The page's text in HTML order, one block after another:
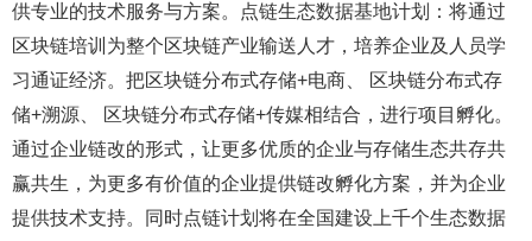
供专业的技术服务与方案。点链生态数据基地计划：将通过
区块链培训为整个区块链产业输送人才，培养企业及人员学
习通证经济。把区块链分布式存储+电商、 区块链分布式存
储+溯源、 区块链分布式存储+传媒相结合，进行项目孵化。
通过企业链改的形式，让更多优质的企业与存储生态共存共
赢共生，为更多有价值的企业提供链改孵化方案，并为企业
提供技术支持。同时点链计划将在全国建设上千个生态数据